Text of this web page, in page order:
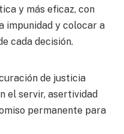
y más eficaz, con
impunidad y colocar a
cada decisión.
de justicia
el servir, asertividad
permanente para